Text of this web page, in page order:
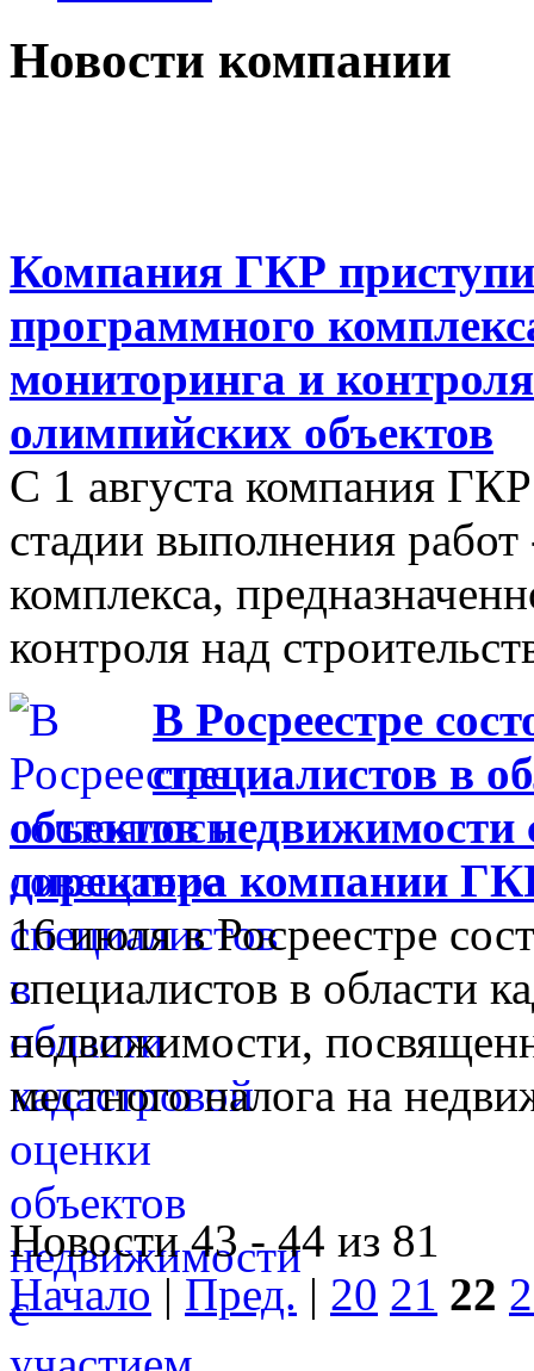
Новости компании
Компания ГКР
программного
мониторинга и
олимпийских объектов
С 1 августа компания
стадии выполнения
комплекса,
контроля над
В Росреестре
специалистов в
объектов недвижимости
директора компании
16 июля в Росреестре
специалистов в области
недвижимости,
местного налога на
Новости 43 - 44 из 81
Начало | Пред. | 20 21 22